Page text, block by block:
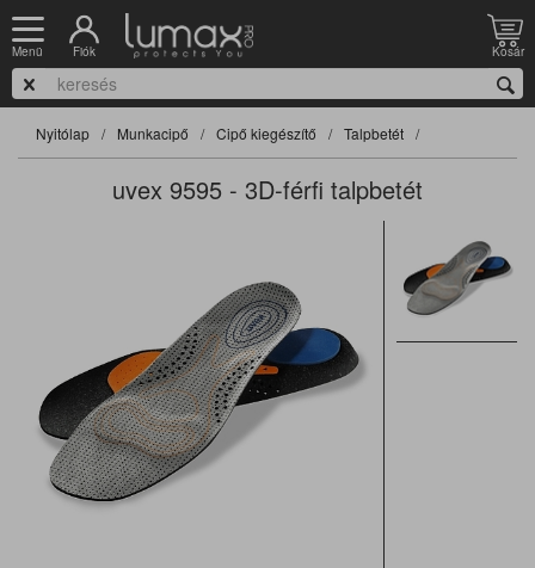
Menü Fiók Kosár
Nyitólap Munkacipő Cipő kiegészítő Talpbetét
uvex 9595 - 3D-férfi talpbetét